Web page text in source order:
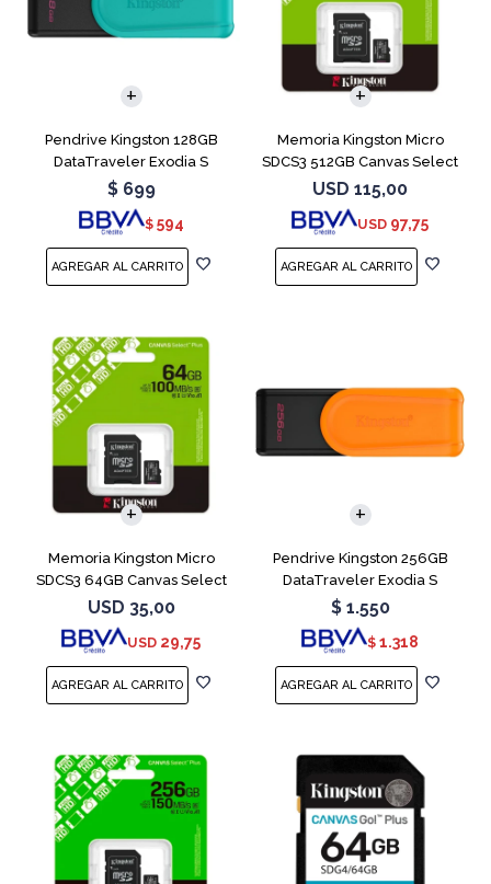
Pendrive Kingston 128GB
DataTraveler Exodia S
Turquesa
$ 699
$ 594
Memoria Kingston Micro
SDCS3 512GB Canvas Select
Plus
USD 115,00
USD 97,75
Memoria Kingston Micro
SDCS3 64GB Canvas Select
Plus
USD 35,00
USD 29,75
Pendrive Kingston 256GB
DataTraveler Exodia S
Naranja
$ 1.550
$ 1.318